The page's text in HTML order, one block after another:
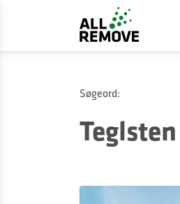
Søgeord:
Teglsten